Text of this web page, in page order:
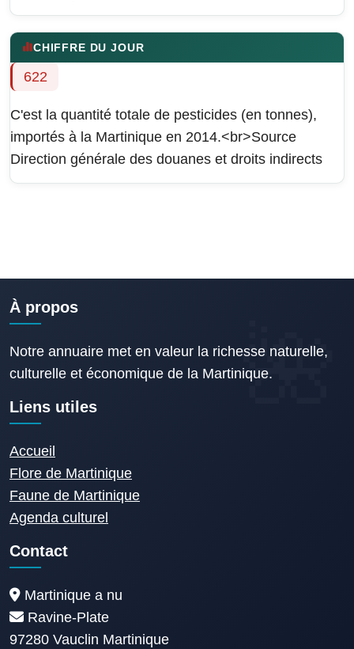
CHIFFRE DU JOUR
622
C'est la quantité totale de pesticides (en tonnes),
importés à la Martinique en 2014.<br>Source
Direction générale des douanes et droits indirects
À propos
Notre annuaire met en valeur la richesse naturelle,
culturelle et économique de la Martinique.
Liens utiles
Accueil
Flore de Martinique
Faune de Martinique
Agenda culturel
Contact
Martinique a nu
Ravine-Plate
97280 Vauclin Martinique